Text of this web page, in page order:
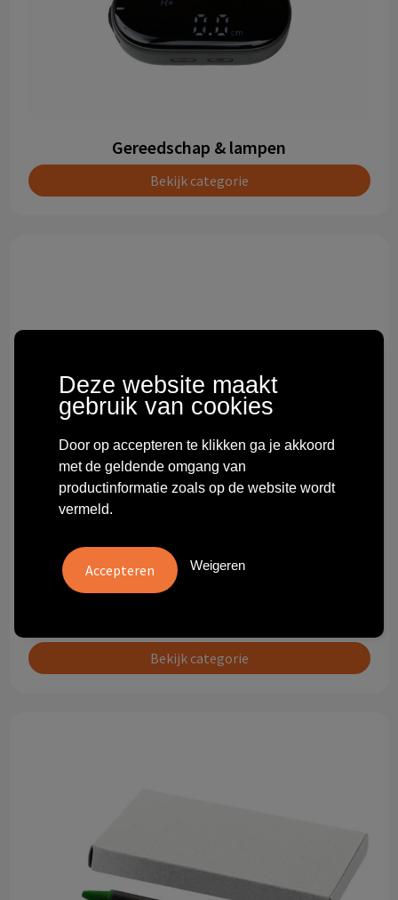
Gereedschap & lampen
Bekijk categorie
Bekijk categorie
Deze website maakt
gebruik van cookies
Door op accepteren te klikken ga je akkoord
met de geldende omgang van
productinformatie zoals op de website wordt
vermeld.
Weigeren